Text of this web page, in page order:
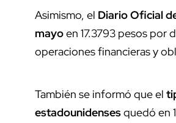
Asimismo, el Diario Oficial
mayoen 17.3793 pesos por
operaciones financieras y
También se informó que el
estadounidensesquedó en